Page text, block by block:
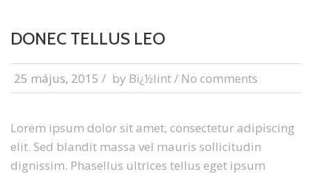
DONEC TELLUS LEO
25 május, 2015 / by Bï¿½lint/ No comments
Lorem ipsum dolor sit amet, consectetur adipiscing
elit. Sed blandit massa vel mauris sollicitudin
dignissim. Phasellus ultrices tellus eget ipsum